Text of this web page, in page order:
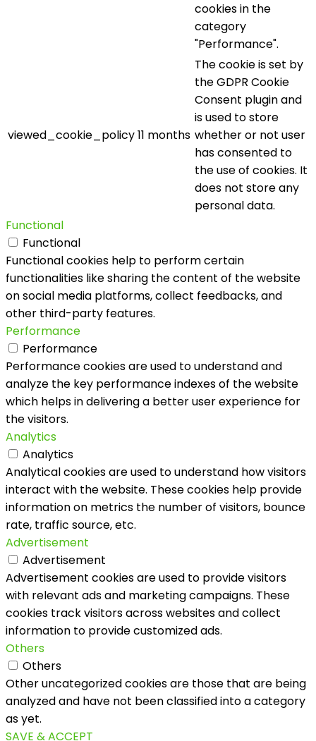
cookies in the
category
"Performance".
viewed_cookie_policy11 months
The cookie is set by
the GDPR Cookie
Consent plugin and
is used to store
whether or not user
has consented to
the use of cookies. It
does not store any
personal data.
Functional
Functional
Functional cookies help to perform certain
functionalities like sharing the content of the website
on social media platforms, collect feedbacks, and
other third-party features.
Performance
Performance
Performance cookies are used to understand and
analyze the key performance indexes of the website
which helps in delivering a better user experience for
the visitors.
Analytics
Analytics
Analytical cookies are used to understand how visitors
interact with the website. These cookies help provide
information on metrics the number of visitors, bounce
rate, traffic source, etc.
Advertisement
Advertisement
Advertisement cookies are used to provide visitors
with relevant ads and marketing campaigns. These
cookies track visitors across websites and collect
information to provide customized ads.
Others
Others
Other uncategorized cookies are those that are being
analyzed and have not been classified into a category
as yet.
SAVE & ACCEPT